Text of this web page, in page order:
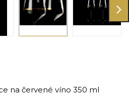
na červené víno 350 ml